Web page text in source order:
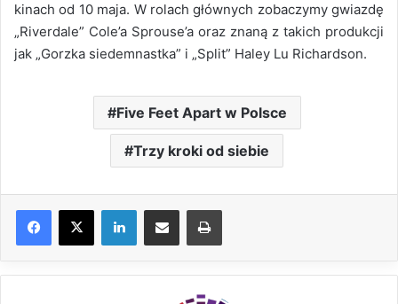
kinach od 10 maja. W rolach głównych zobaczymy gwiazdę
„Riverdale” Cole’a Sprouse’a oraz znaną z takich produkcji
jak „Gorzka siedemnastka” i „Split” Haley Lu Richardson.
Five Feet Apart w Polsce
Trzy kroki od siebie